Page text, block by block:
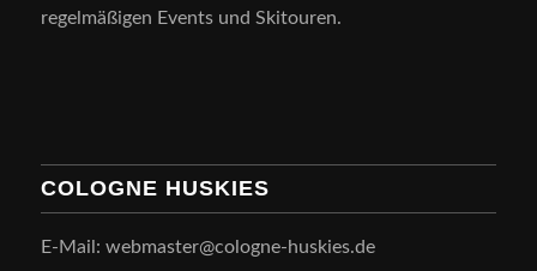
regelmäßigen Events und Skitouren.
COLOGNE HUSKIES
E-Mail: webmaster@cologne-huskies.de